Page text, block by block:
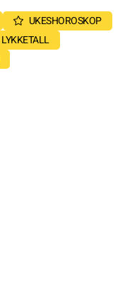
UKESHOROSKOP
LYKKETALL